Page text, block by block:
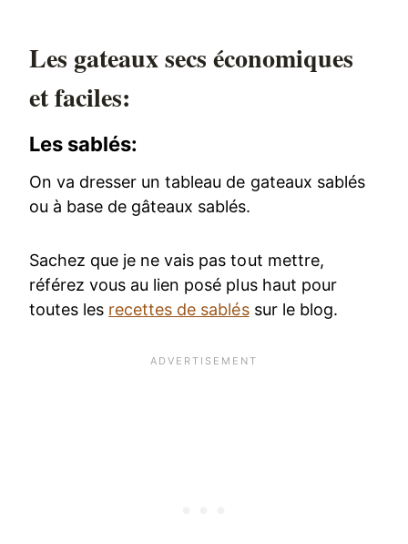
Les gateaux secs économiques
et faciles:
Les sablés:
On va dresser un tableau de gateaux sablés
ou à base de gâteaux sablés.
Sachez que je ne vais pas tout mettre,
référez vous au lien posé plus haut pour
toutes les recettes de sabléssur le blog.